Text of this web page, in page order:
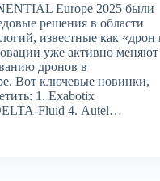
Europe 2025 были
решения в области
известные как «дрон
уже активно меняют
дронов в
Вот ключевые новинки,
1. Exabotix
Fluid 4. Autel…